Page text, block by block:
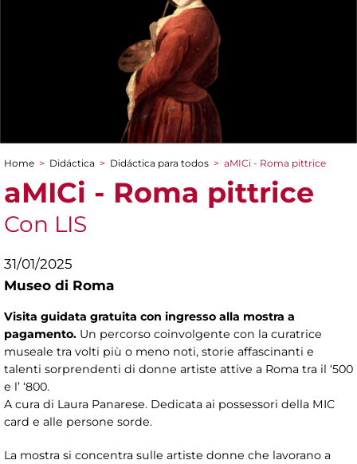
You are here
Home > Didáctica > Didáctica para todos > aMICi - Roma pittrice
aMICi - Roma pittrice
Con LIS
31/01/2025
Museo di Roma
Visita guidata gratuita con ingresso alla mostra a
pagamento. Un percorso coinvolgente con la curatrice
museale tra volti più o meno noti, storie affascinanti e
talenti sorprendenti di donne artiste attive a Roma tra il ‘500
e l’ ‘800.
A cura di Laura Panarese. Dedicata ai possessori della MIC
card e alle persone sorde.
La mostra si concentra sulle artiste donne che lavorano a